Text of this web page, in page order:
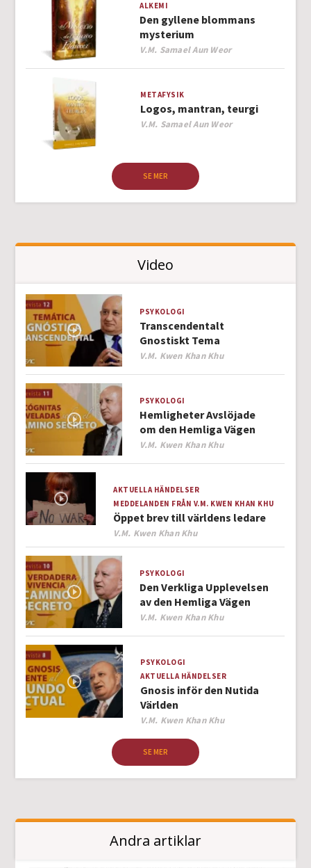
ALKEMI
Den gyllene blommans
mysterium
Author
V.M. Samael Aun Weor
METAFYSIK
Logos, mantran, teurgi
Author
V.M. Samael Aun Weor
SE MER
Video
PSYKOLOGI
Transcendentalt
Gnostiskt Tema
Author
V.M. Kwen Khan Khu
PSYKOLOGI
Hemligheter Avslöjade
om den Hemliga Vägen
Author
V.M. Kwen Khan Khu
AKTUELLA HÄNDELSER
MEDDELANDEN FRÅN V.M. KWEN KHAN KHU
Öppet brev till världens ledare
Author
V.M. Kwen Khan Khu
PSYKOLOGI
Den Verkliga Upplevelsen
av den Hemliga Vägen
Author
V.M. Kwen Khan Khu
PSYKOLOGI
AKTUELLA HÄNDELSER
Gnosis inför den Nutida
Världen
Author
V.M. Kwen Khan Khu
SE MER
Andra artiklar